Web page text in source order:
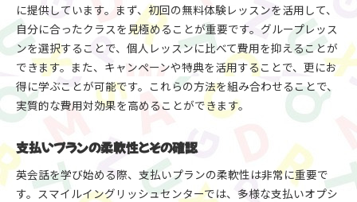
に提供しています。まず、初回の無料体験レッスンを活用して、
自分に合ったクラスを見極めることが重要です。グループレッス
ンを選択することで、個人レッスンに比べて費用を抑えることが
できます。また、キャンペーンや特典を活用することで、更にお
得に学ぶことが可能です。これらの方法を組み合わせることで、
実質的な費用対効果を高めることができます。
支払いプランの柔軟性とその確認
英会話を学び始める際、支払いプランの柔軟性は非常に重要で
す。スマイルイングリッシュセンターでは、多様な支払いオプシ